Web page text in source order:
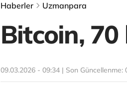
Haberler Uzmanpara
Bitcoin, 70
09.03.2026 - 09:34 | Son Güncellenme: